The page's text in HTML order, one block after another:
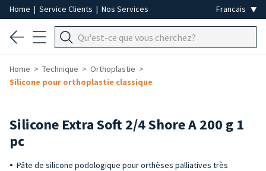
Home | Service Clients | Nos Services
Home Technique
Orthoplastie
Silicone pour orthoplastie classique
Silicone Extra Soft 2/4 Shore A 200 g 1
pc
Pâte de silicone podologique pour orthèses palliatives très